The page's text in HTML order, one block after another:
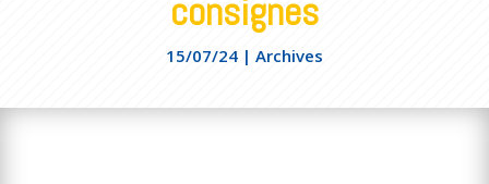
consignes
15/07/24| Archives